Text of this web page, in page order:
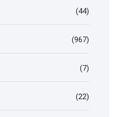
(44)
(967)
(7)
(22)